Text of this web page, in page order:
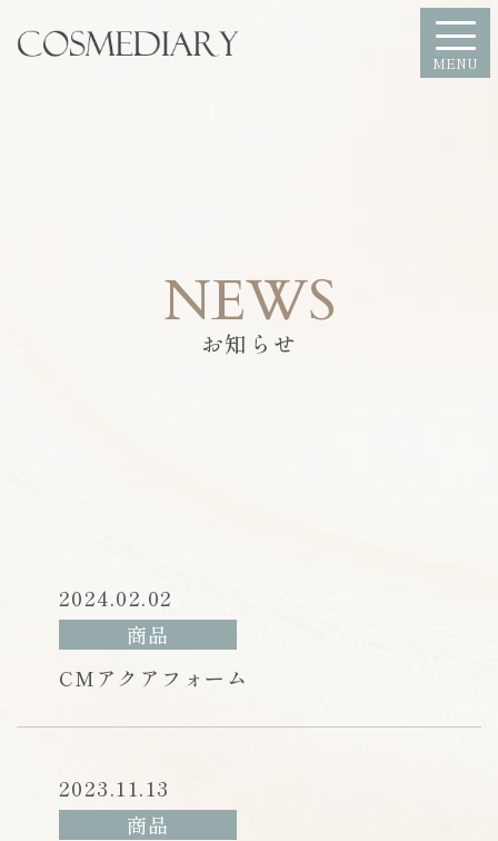
MENU
NEWS
お知らせ
2024.02.02
商品
CMアクアフォーム
2023.11.13
商品